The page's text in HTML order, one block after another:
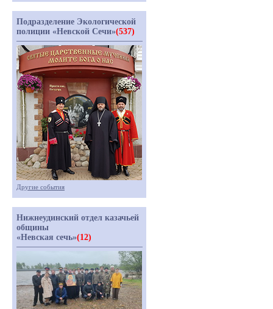
Подразделение Экологической
полиции «Невской Сечи»(537)
Другие события
Нижнеудинский отдел казачьей
общины
«Невская сечь»(12)